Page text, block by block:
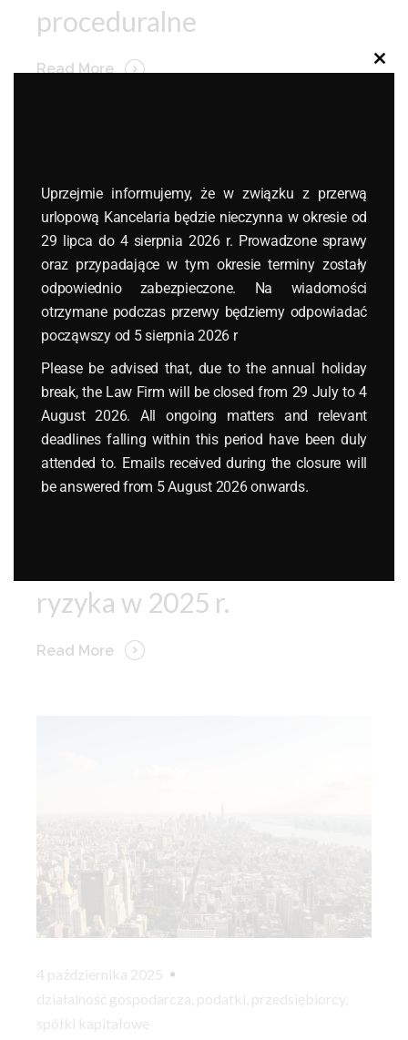
proceduralne
Read More
12 października 2025
działalność gospodarcza ,pracownicy ,prawo dla
każdego, prawo niemieckie,prawo pracy,
przedsiębiorcy
ryzyka w 2025 r.
Read More
4 października 2025
działalność gospodarcza podatki przedsiębiorcy
spółki kapitałowe
Close
Uprzejmie informujemy, że w związku z przerwą
urlopową Kancelaria będzie nieczynna w okresie od
29 lipca do 4 sierpnia 2026 r. Prowadzone sprawy
oraz przypadające w tym okresie terminy zostały
odpowiednio zabezpieczone. Na wiadomości
otrzymane podczas przerwy będziemy odpowiadać
począwszy od 5 sierpnia 2026 r
Please be advised that, due to the annual holiday
break, the Law Firm will be closed from 29 July to 4
August 2026. All ongoing matters and relevant
deadlines falling within this period have been duly
attended to. Emails received during the closure will
be answered from 5 August 2026 onwards.